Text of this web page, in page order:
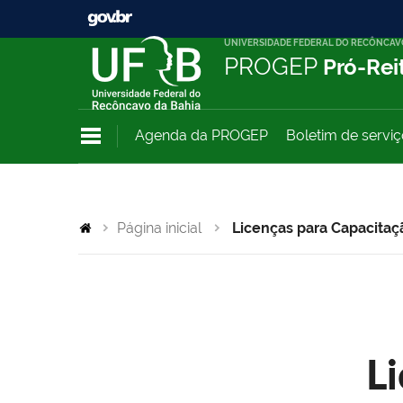
UNIVERSIDADE FEDERAL DO
PROGEP Pró-
Agenda da PROGEP Boletim de
Página inicial Licenças para